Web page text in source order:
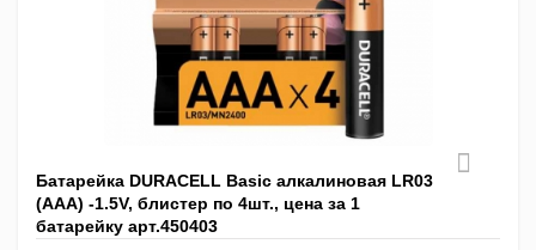
Батарейка DURACELL Basic алкалиновая LR03
(AАA) -1.5V, блистер по 4шт., цена за 1
батарейку арт.450403